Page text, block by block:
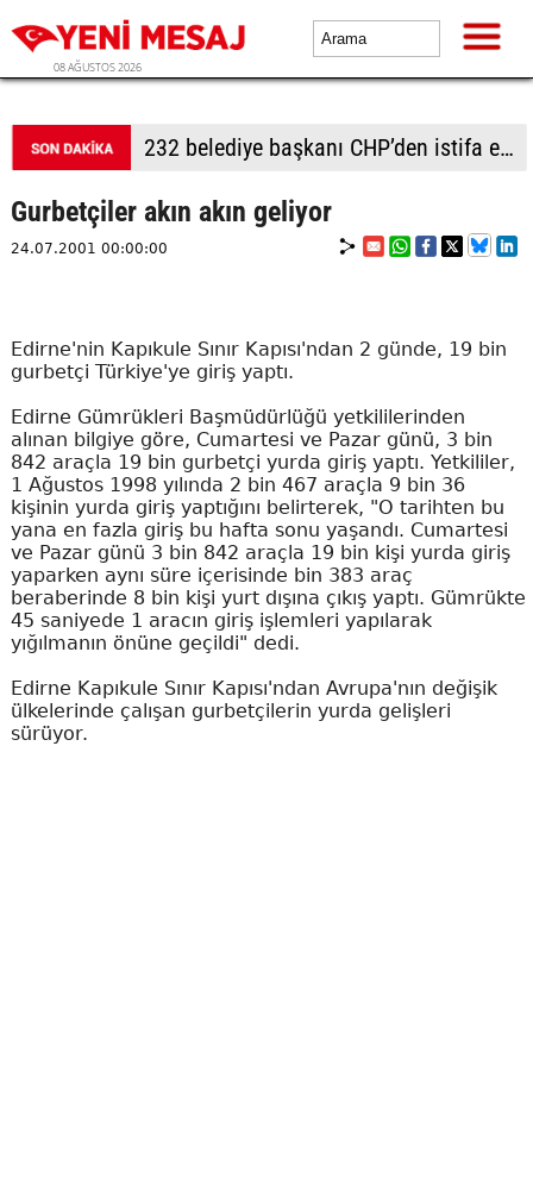
08 AĞUSTOS 2026
232 belediye başkanı CHP’den istifa etti
Gurbetçiler akın akın geliyor
24.07.2001 00:00:00
Edirne'nin Kapıkule Sınır Kapısı'ndan 2 günde, 19 bin
gurbetçi Türkiye'ye giriş yaptı.
Edirne Gümrükleri Başmüdürlüğü yetkililerinden
alınan bilgiye göre, Cumartesi ve Pazar günü, 3 bin
842 araçla 19 bin gurbetçi yurda giriş yaptı. Yetkililer,
1 Ağustos 1998 yılında 2 bin 467 araçla 9 bin 36
kişinin yurda giriş yaptığını belirterek, "O tarihten bu
yana en fazla giriş bu hafta sonu yaşandı. Cumartesi
ve Pazar günü 3 bin 842 araçla 19 bin kişi yurda giriş
yaparken aynı süre içerisinde bin 383 araç
beraberinde 8 bin kişi yurt dışına çıkış yaptı. Gümrükte
45 saniyede 1 aracın giriş işlemleri yapılarak
yığılmanın önüne geçildi" dedi.
Edirne Kapıkule Sınır Kapısı'ndan Avrupa'nın değişik
ülkelerinde çalışan gurbetçilerin yurda gelişleri
sürüyor.